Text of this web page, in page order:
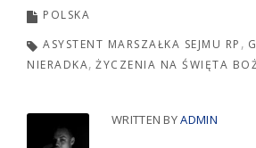
POLSKA
ASYSTENT MARSZAŁKA SEJMU RP
NIERADKA ŻYCZENIA NA ŚWIĘTA
WRITTEN BYADMIN